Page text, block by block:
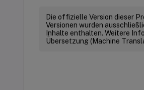
Die offizielle Version dieser
Versionen wurden
Inhalte enthalten. Weitere
Übersetzung (Machine